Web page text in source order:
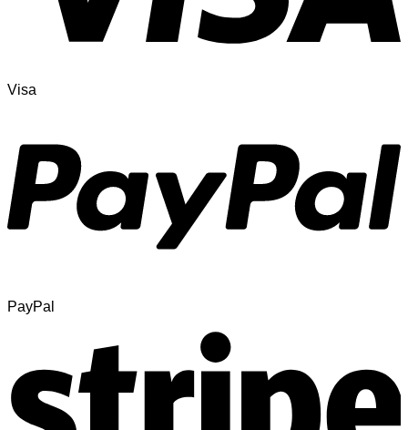
Visa
PayPal